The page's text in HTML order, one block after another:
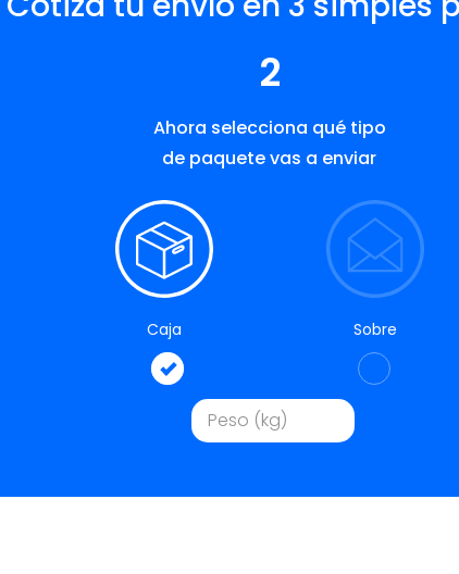
2
Ahora selecciona qué tipo
de paquete vas a enviar
Caja Sobre